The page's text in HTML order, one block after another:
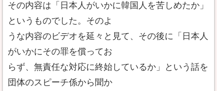
その内容は「日本人がいかに韓国人を苦しめたか」
というものでした。そのよ
うな内容のビデオを延々と見て、その後に「日本人
がいかにその罪を償ってお
らず、無責任な対応に終始しているか」という話を
団体のスピーチ係から聞か